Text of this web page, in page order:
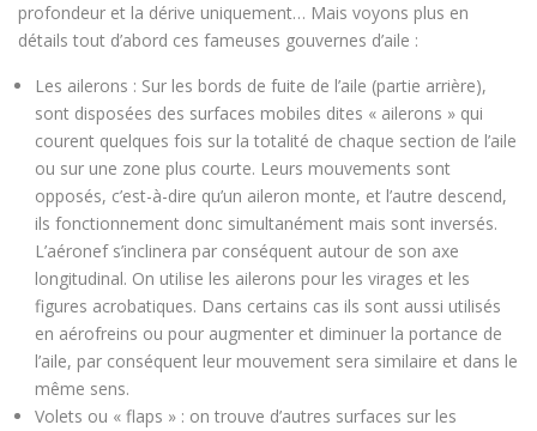
profondeur et la dérive uniquement… Mais voyons plus en
détails tout d’abord ces fameuses gouvernes d’aile :
Les ailerons : Sur les bords de fuite de l’aile (partie arrière),
sont disposées des surfaces mobiles dites « ailerons » qui
courent quelques fois sur la totalité de chaque section de l’aile
ou sur une zone plus courte. Leurs mouvements sont
opposés, c’est-à-dire qu’un aileron monte, et l’autre descend,
ils fonctionnement donc simultanément mais sont inversés.
L’aéronef s’inclinera par conséquent autour de son axe
longitudinal. On utilise les ailerons pour les virages et les
figures acrobatiques. Dans certains cas ils sont aussi utilisés
en aérofreins ou pour augmenter et diminuer la portance de
l’aile, par conséquent leur mouvement sera similaire et dans le
même sens.
Volets ou « flaps » : on trouve d’autres surfaces sur les